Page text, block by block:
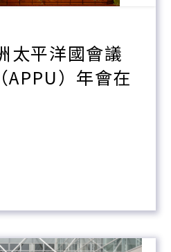
太平洋國會議
APPU）年會在